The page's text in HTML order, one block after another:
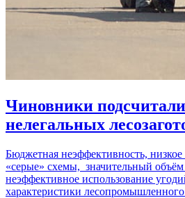
Чиновники
нелегальных
Бюджетная неэффективность, низкое
«серые» схемы, значительный объём
неэффективное использование
характеристики